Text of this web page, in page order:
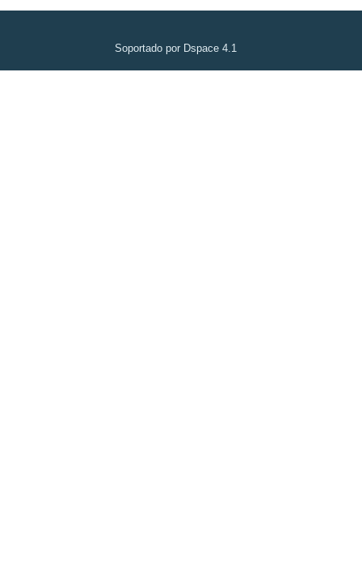
Soportado por Dspace 4.1